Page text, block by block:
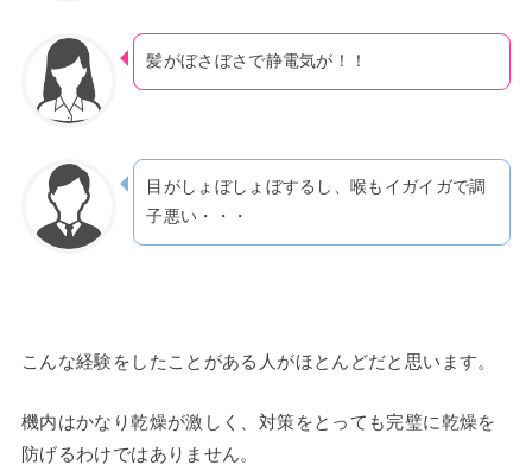
髪がぼさぼさで静電気が！！
目がしょぼしょぼするし、喉もイガイガで調
子悪い・・・
こんな経験をしたことがある人がほとんどだと思います。
機内はかなり乾燥が激しく、対策をとっても完璧に乾燥を
防げるわけではありません。